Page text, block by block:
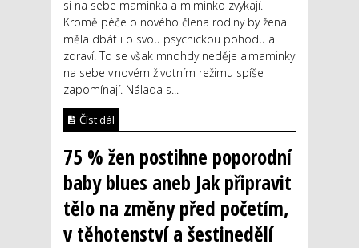
si na sebe maminka a miminko zvykají.
Kromě péče o nového člena rodiny by žena
měla dbát i o svou psychickou pohodu a
zdraví. To se však mnohdy neděje a maminky
na sebe v novém životním režimu spíše
zapomínají. Nálada s...
Číst dál
75 % žen postihne poporodní
baby blues aneb Jak připravit
tělo na změny před početím,
v těhotenství a šestinedělí